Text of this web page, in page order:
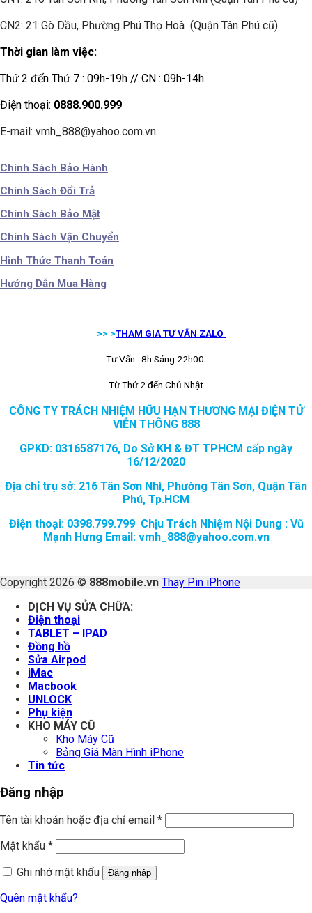
CN2: 21 Gò Dầu, Phường Phú Thọ Hoà (Quận Tân Phú cũ)
Thời gian làm việc:
Thứ 2 đến Thứ 7 : 09h-19h // CN : 09h-14h
Điện thoại: 0888.900.999
E-mail: vmh_888@yahoo.com.vn
Chính Sách Bảo Hành
Chính Sách Đổi Trả
Chính Sách Bảo Mật
Chính Sách Vận Chuyển
Hình Thức Thanh Toán
Hướng Dẫn Mua Hàng
>> >THAM GIA TƯ VẤN ZALO
Tư Vấn : 8h Sáng 22h00
Từ Thứ 2 đến Chủ Nhật
CÔNG TY TRÁCH NHIỆM HỮU HẠN THƯƠNG MẠI ĐIỆN TỬ
VIỄN THÔNG 888
GPKD: 0316587176, Do Sở KH & ĐT TPHCM cấp ngày
16/12/2020
Địa chỉ trụ sở: 216 Tân Sơn Nhì, Phường Tân Sơn, Quận Tân
Phú, Tp.HCM
Điện thoại: 0398.799.799 Chịu Trách Nhiệm Nội Dung : Vũ
Mạnh Hưng Email: vmh_888@yahoo.com.vn
Copyright 2026 © 888mobile.vn Thay Pin iPhone
DỊCH VỤ SỬA CHỮA:
Điện thoại
TABLET – IPAD
Đồng hồ
Sửa Airpod
iMac
Macbook
UNLOCK
Phụ kiện
KHO MÁY CŨ
Kho Máy Cũ
Bảng Giá Màn Hình iPhone
Tin tức
Đăng nhập
Tên tài khoản hoặc địa chỉ email *
Mật khẩu *
Ghi nhớ mật khẩu
Đăng nhập
Quên mật khẩu?